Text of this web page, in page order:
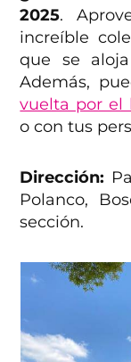
2025.
increíble
que se
Además,
vuelta por el
o con tus
Dirección:
Polanco,
sección.